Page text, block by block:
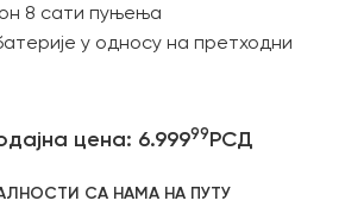
8 сати пуњења
у односу на претходни
цена: 6.99999РСД
СА НАМА НА ПУТУ